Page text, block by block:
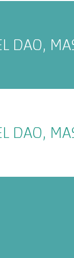
DAO,
DAO,